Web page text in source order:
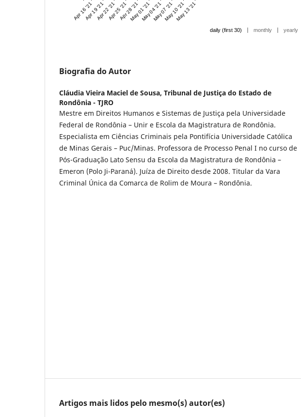
Apr 16 '21Apr 19 '21Apr 22 '21Apr 25 '21Apr 28 '21May 01 '21May 04 '21May 07 '21May 10 '21May 13 '21
daily (first 30) | monthly | yearly
Biografia do Autor
Cláudia Vieira Maciel de Sousa, Tribunal de Justiça do Estado de
Rondônia - TJRO
Mestre em Direitos Humanos e Sistemas de Justiça pela Universidade
Federal de Rondônia – Unir e Escola da Magistratura de Rondônia.
Especialista em Ciências Criminais pela Pontifícia Universidade Católica
de Minas Gerais – Puc/Minas. Professora de Processo Penal I no curso de
Pós-Graduação Lato Sensu da Escola da Magistratura de Rondônia –
Emeron (Polo Ji-Paraná). Juíza de Direito desde 2008. Titular da Vara
Criminal Única da Comarca de Rolim de Moura – Rondônia.
Artigos mais lidos pelo mesmo(s) autor(es)